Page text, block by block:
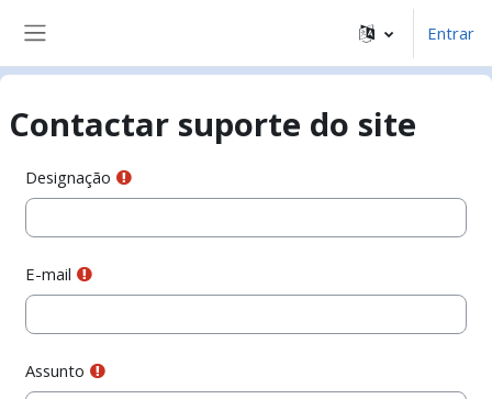
Entrar
Contactar suporte do site
Designação
E-mail
Assunto